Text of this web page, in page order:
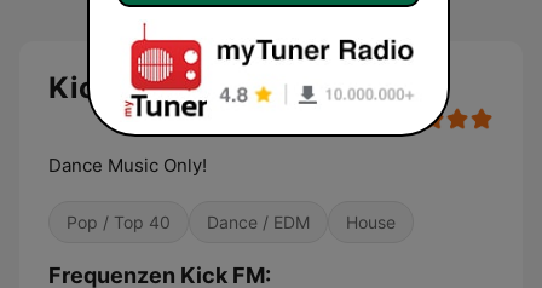
Kick FM Live
Dance Music Only!
Pop / Top 40 Dance / EDM House
Frequenzen Kick FM: